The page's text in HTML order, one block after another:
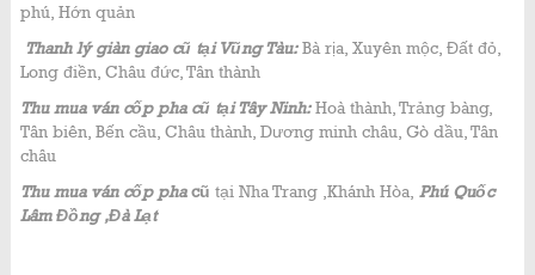
phú, Hớn quản
Thanh lý giàn giao cũ tại Vũng Tàu:Bà rịa, Xuyên mộc, Đất đỏ,
Long điền, Châu đức, Tân thành
Thu mua ván cốp pha cũ tại Tây Ninh: Hoà thành, Trảng bàng,
Tân biên, Bến cầu, Châu thành, Dương minh châu, Gò dầu, Tân
châu
Thu mua ván cốp phacũ tại Nha Trang ,Khánh Hòa, Phú Quốc
Lâm Đồng ,Đà Lạt